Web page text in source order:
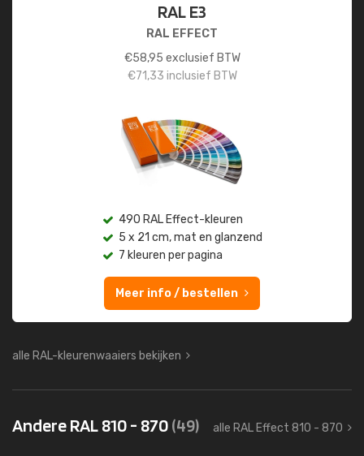
RAL E3
RAL EFFECT
€58,95 exclusief BTW
€71,33 inclusief BTW
490 RAL Effect-kleuren
5 x 21 cm, mat en glanzend
7 kleuren per pagina
Meer info / bestellen
alle RAL-kleurenwaaiers bekijken
Andere RAL 810 - 870(49) alle RAL Effect 810 - 870